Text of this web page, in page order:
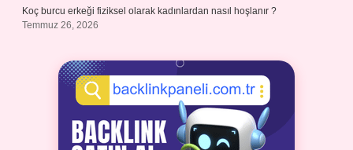
Koç burcu erkeği fiziksel olarak kadınlardan nasıl hoşlanır ?
Temmuz 26, 2026